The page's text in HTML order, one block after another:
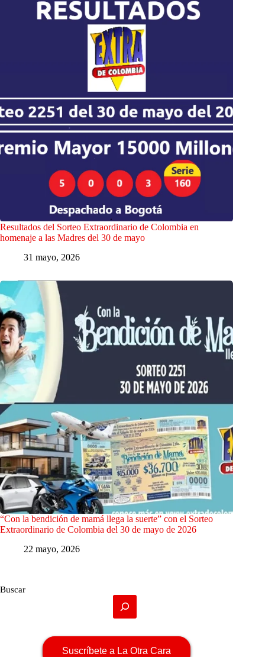
Resultados del Sorteo Extraordinario de Colombia en
homenaje a las Madres del 30 de mayo
31 mayo, 2026
“Con la bendición de mamá llega la suerte” con el Sorteo
Extraordinario de Colombia del 30 de mayo de 2026
22 mayo, 2026
Buscar
Suscríbete a La Otra Cara